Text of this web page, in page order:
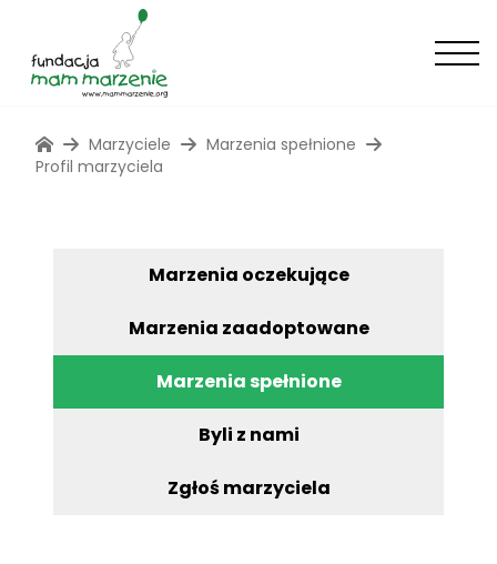
Marzyciele
Marzenia spełnione
Profil marzyciela
Marzenia oczekujące
Marzenia zaadoptowane
Marzenia spełnione
Byli z nami
Zgłoś marzyciela